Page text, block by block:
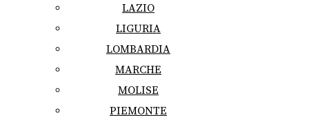
LAZIO
LIGURIA
LOMBARDIA
MARCHE
MOLISE
PIEMONTE